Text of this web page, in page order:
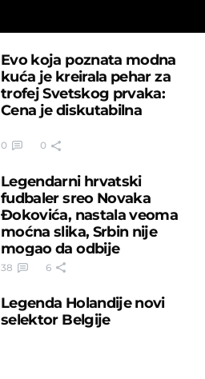
Evo koja poznata modna
kuća je kreirala pehar za
trofej Svetskog prvaka:
Cena je diskutabilna
0 0
Legendarni hrvatski
fudbaler sreo Novaka
Đokovića, nastala veoma
moćna slika, Srbin nije
mogao da odbije
38 6
Legenda Holandije novi
selektor Belgije